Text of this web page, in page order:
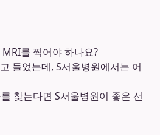
를 찍어야 하나요?
들었는데, S서울병원에서는 어
찾는다면 S서울병원이 좋은 선